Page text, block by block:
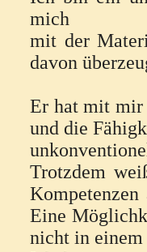
mich
mit der
davon
Er hat mit mir
und die
Trotzdem
Eine
nicht in einem